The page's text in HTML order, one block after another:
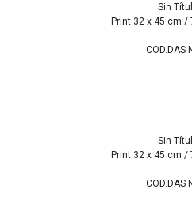
Sin
Print 32 x 45 cm /
COD.DAS
Sin
Print 32 x 45 cm /
COD.DAS